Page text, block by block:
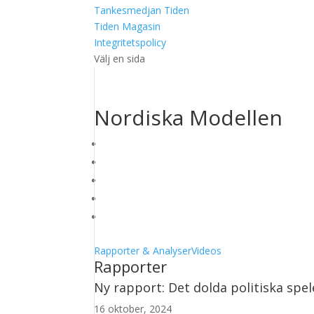
Tankesmedjan Tiden
Tiden Magasin
Integritetspolicy
Välj en sida
Nordiska Modellen
Rapporter & AnalyserVideos
Rapporter
Ny rapport: Det dolda politiska
16 oktober, 2024